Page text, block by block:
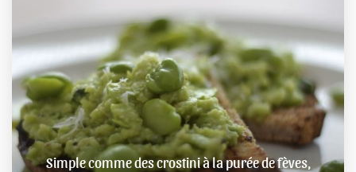
Simple comme des crostini à la purée de fèves,